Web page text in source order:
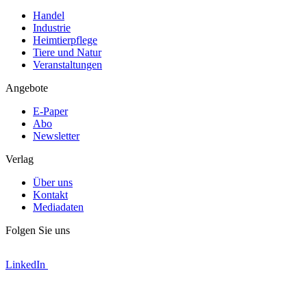
Handel
Industrie
Heimtierpflege
Tiere und Natur
Veranstaltungen
Angebote
E-Paper
Abo
Newsletter
Verlag
Über uns
Kontakt
Mediadaten
Folgen Sie uns
LinkedIn